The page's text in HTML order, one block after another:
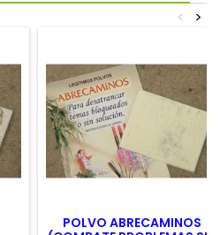
>
<
POLVO ABRECAMINOS